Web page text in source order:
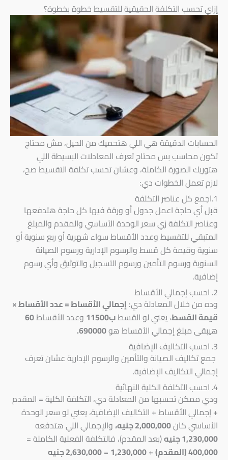
إزاي تحسب التكلفة الحقيقية للتقسيط خطوة بخطوة؟
الحسابات الدقيقة هي اللي هتحميك من الحيل، مش محتاج
تكون محاسب بس محتاج تعرف المعادلات البسيطة اللي
هتوريك الصورة الكاملة، وعشان تحسب تكلفة التقسيط صح،
لازم تعمل الخطوات دي:
1.اجمع كل عناصر التكلفة
قبل أي حاجة اعمل جدول أو ورقة فيها كل حاجة هتدفعها
وعناصر التكلفة زي سعر الوحدة الأساسي والمقدم والمبلغ
المتبقي للتقسيط وعدد الأقساط سواء شهرية أو ربع سنوية أو
سنوية وقيمة كل قسط والرسوم الإدارية ورسوم الصيانة
السنوية ورسوم التأمين ورسوم التسجيل والتوثيق وأي رسوم
إضافية.
2. احسب إجمالي الأقساط
وده من خلال المعادلة دي: إجمالي الأقساط = عدد الأقساط ×
قيمة القسط، يعني لو القسطب11500 وعدد الأقساط60
هيبقى مبلغ إجمالي الأقساط هو690000.
3. احسب التكاليف الإضافية
جمع تكاليف الصيانة والتأمين والرسوم الإدارية عشان تعرف
إجمالي التكاليف الإضافية.
4. احسب التكلفة الكلية النهائية
ودي ممكن تحسبها من المعادلة دي، التكلفة الكلية = المقدم
+ إجمالي الأقساط + التكاليف الإضافية، يعني لو سعر الوحدة
الأساسي كان2,000,000 جنيه،
والإجمالي اللي هتدفعه
1,230,000 جنيه
(بعد المقدم)، فالتكلفة الفعلية الكاملة =
400,000 (المقدم)
+
1,230,000
=2,630,000 جنيه